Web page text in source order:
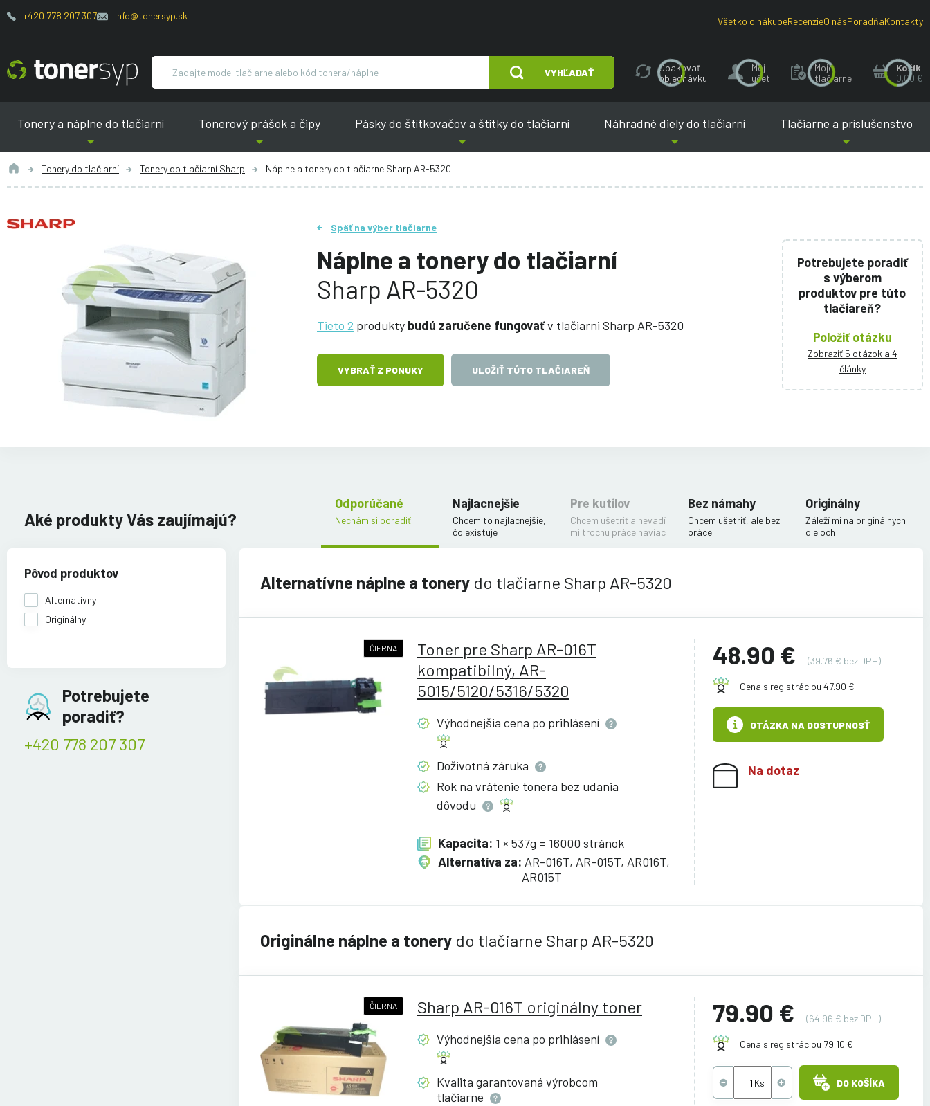
+420 778 207 307 info@tonersyp.sk Všetko o nákupeRecenzieO násPoradňaKontakty
VYHĽADAŤ
Opakovať
objednávku
Môj
účet
Moje
tlačiarne
Košík
0.00 €
Tonery a náplne do tlačiarní Tonerový prášok a čipy Pásky do štítkovačov a štítky do tlačiarní Náhradné diely do tlačiarní Tlačiarne a príslušenstvo
Tonery do tlačiarní Tonery do tlačiarní Sharp Náplne a tonery do tlačiarne Sharp AR-5320
Späť na výber tlačiarne
Náplne a tonery do tlačiarní
Sharp AR-5320
Tieto 2produkty budú zaručene fungovaťv tlačiarni Sharp AR-5320
VYBRAŤ Z PONUKY ULOŽIŤ TÚTO TLAČIAREŇ
Potrebujete poradiť
s výberom
produktov pre túto
tlačiareň?
Položiť otázku
Zobraziť 5 otázok a 4
články
Aké produkty Vás zaujímajú?
Pôvod produktov
Alternatívny
Originálny
Potrebujete
poradiť?
+420 778 207 307
Odporúčané
Nechám si poradiť
Najlacnejšie
Chcem to najlacnejšie,
čo existuje
Pre kutilov
Chcem ušetriť a nevadí
mi trochu práce naviac
Bez námahy
Chcem ušetriť, ale bez
práce
Originálny
Záleží mi na originálnych
dieloch
Alternatívne náplne a tonery do tlačiarne Sharp AR-5320
ČIERNA
Toner pre Sharp AR-016T
kompatibilný, AR-
5015/5120/5316/5320
Výhodnejšia cena po prihlásení
Doživotná záruka
Rok na vrátenie tonera bez udania
dôvodu
Kapacita: 1 × 537g = 16000 stránok
Alternatíva za: AR-016T, AR-015T, AR016T,
AR015T
48.90 € (39.76 € bez DPH)
Cena s registráciou 47.90 €
OTÁZKA NA DOSTUPNOSŤ
Na dotaz
Originálne náplne a tonery do tlačiarne Sharp AR-5320
ČIERNA Sharp AR-016T originálny toner
Výhodnejšia cena po prihlásení
Kvalita garantovaná výrobcom
tlačiarne
79.90 € (64.96 € bez DPH)
Cena s registráciou 79.10 €
DO KOŠÍKA